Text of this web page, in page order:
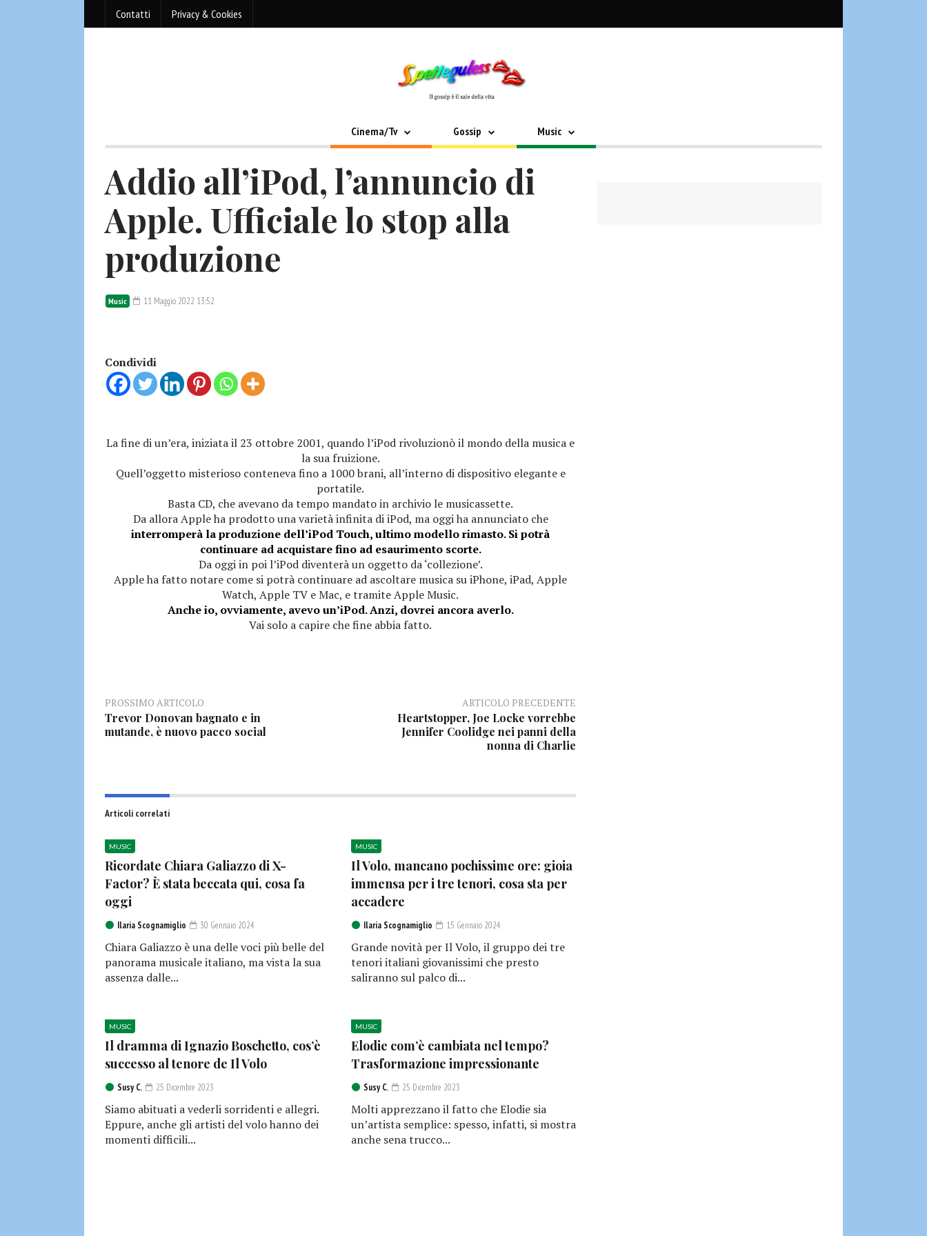
Contatti Privacy & Cookies
Cinema/Tv Gossip Music
Addio all’iPod, l’annuncio di
Apple. Ufficiale lo stop alla
produzione
Music 11 Maggio 2022 13:52
Condividi
La fine di un’era, iniziata il 23 ottobre 2001, quando l’iPod rivoluzionò il mondo della musica e
la sua fruizione.
Quell’oggetto misterioso conteneva fino a 1000 brani, all’interno di dispositivo elegante e
portatile.
Basta CD, che avevano da tempo mandato in archivio le musicassette.
Da allora Apple ha prodotto una varietà infinita di iPod, ma oggi ha annunciato che
interromperà la produzione dell’iPod Touch, ultimo modello rimasto. Si potrà
continuare ad acquistare fino ad esaurimento scorte.
Da oggi in poi l’iPod diventerà un oggetto da ‘collezione’.
Apple ha fatto notare come si potrà continuare ad ascoltare musica su iPhone, iPad, Apple
Watch, Apple TV e Mac, e tramite Apple Music.
Anche io, ovviamente, avevo un’iPod. Anzi, dovrei ancora averlo.
Vai solo a capire che fine abbia fatto.
PROSSIMO ARTICOLO
Trevor Donovan bagnato e in
mutande, è nuovo pacco social
ARTICOLO PRECEDENTE
Heartstopper, Joe Locke vorrebbe
Jennifer Coolidge nei panni della
nonna di Charlie
Articoli correlati
MUSIC
Ricordate Chiara Galiazzo di X-
Factor? È stata beccata qui, cosa fa
oggi
Ilaria Scognamiglio 30 Gennaio 2024
Chiara Galiazzo è una delle voci più belle del
panorama musicale italiano, ma vista la sua
assenza dalle...
MUSIC
Il Volo, mancano pochissime ore: gioia
immensa per i tre tenori, cosa sta per
accadere
Ilaria Scognamiglio 15 Gennaio 2024
Grande novità per Il Volo, il gruppo dei tre
tenori italiani giovanissimi che presto
saliranno sul palco di...
MUSIC
Il dramma di Ignazio Boschetto, cos’è
successo al tenore de Il Volo
Susy C. 25 Dicembre 2023
Siamo abituati a vederli sorridenti e allegri.
Eppure, anche gli artisti del volo hanno dei
momenti difficili...
MUSIC
Elodie com’è cambiata nel tempo?
Trasformazione impressionante
Susy C. 25 Dicembre 2023
Molti apprezzano il fatto che Elodie sia
un’artista semplice: spesso, infatti, si mostra
anche sena trucco...